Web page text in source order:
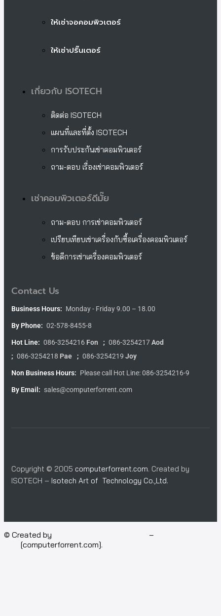
ให้เช่าจอคอมพิวเตอร์
ให้เช่าปริ๊นเตอร์
เกี่ยวกับ ISOTECH
ติดต่อ ISOTECH
แผนที่และที่ตั้ง ISOTECH
การรับประกันเช่าคอมพิวเตอร์
ถาม-ตอบ เรื่องเช่าคอมพิวเตอร์
เช่าคอมพิวเตอร์ดีมั๊ย
ถาม-ตอบ การเช่าคอมพิวเตอร์
เปรียบเทียบเช่าเครื่องกับซื้อเครื่องคอมพิวเตอร์
ข้อดีการเช่าเครื่องคอมพิวเตอร์
Contact Us
Business Hours: Monday - Friday 9.00 – 18.00
By Phone: 02-578-8455-8
Hot Line: 086-3254216 Fon ; 086-3254217Aod
; 086-3254218 Pae ; 086-3254219 Joy
Non Business Hours: Please call Hot Line: 086-3254216-9
By Email: sales@computerforrent.com
Copyright © 2005 computerforrent.com. Created by
ISOTECH – Isotech Art of Technology Co.,Ltd.
© Created by –
[computerforrent.com].